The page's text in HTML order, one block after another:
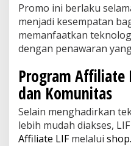
Promo ini berlaku
menjadi kesempatan
memanfaatkan
dengan penawaran
Program Affiliate
dan Komunitas
Selain menghadirkan
lebih mudah diakses,
Affiliate LIFmelalui